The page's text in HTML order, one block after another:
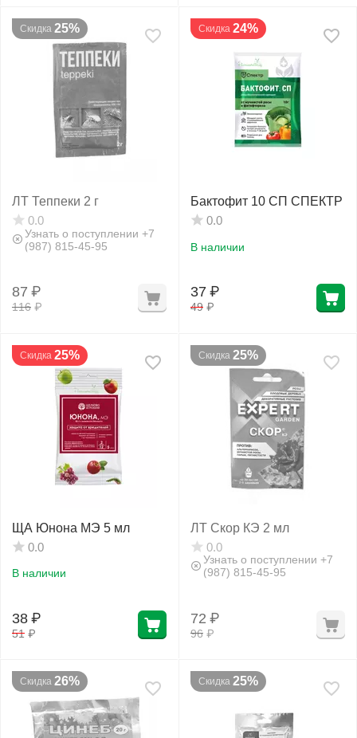
Скидка 25%
ЛТ Теппеки 2 г
0.0
Узнать о поступлении +7
(987) 815-45-95
116 ₽
87 ₽
Скидка 24%
Бактофит 10 СП СПЕКТР
0.0
В наличии
49 ₽
37 ₽
Скидка 25%
ЩА Юнона МЭ 5 мл
0.0
В наличии
51 ₽
38 ₽
Скидка 25%
ЛТ Скор КЭ 2 мл
0.0
Узнать о поступлении +7
(987) 815-45-95
96 ₽
72 ₽
Скидка 26% Скидка 25%